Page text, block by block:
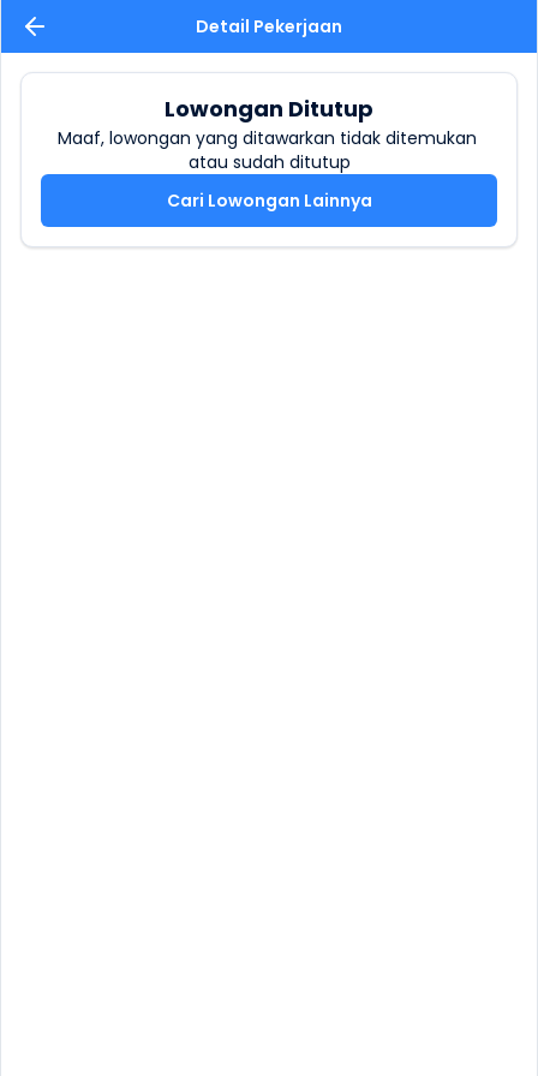
Detail Pekerjaan
Lowongan Ditutup
Maaf, lowongan yang ditawarkan tidak ditemukan
atau sudah ditutup
Cari Lowongan Lainnya